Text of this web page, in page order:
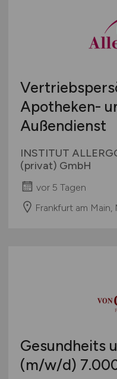
Apotheken-
Außendienst
INSTITUT
(privat) GmbH
vor 5 Tagen
Frankfurt am Main,
Gesundheits
(m/w/d)